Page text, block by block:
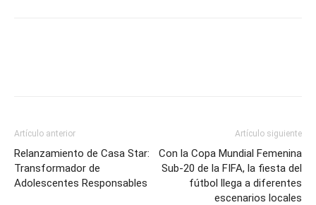
Artículo anterior
Relanzamiento de Casa Star:
Transformador de
Adolescentes Responsables
Artículo siguiente
Con la Copa Mundial Femenina
Sub-20 de la FIFA, la fiesta del
fútbol llega a diferentes
escenarios locales